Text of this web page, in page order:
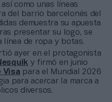
como unas líneas
del barrio barcelonés del
demuestra su apuesta
presentar su logo, se
línea de ropa y botas.
ayer en el protagonista
y firmó en junio
Visa para el Mundial 2026
para acercar la marca a
diversos.